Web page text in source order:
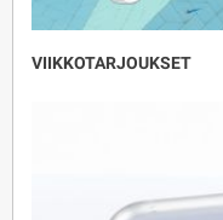
VIIKKOTARJOUKSET